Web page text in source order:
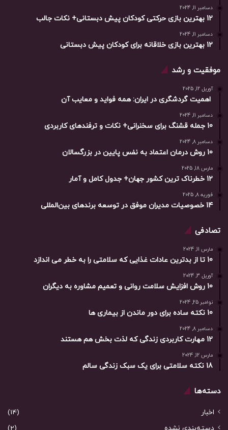
دسامبر 11, 2024
12 بهترین بازی حرکتی کودکان پیش دبستانی+ نکات جالب
دسامبر 11, 2024
12 بهترین بازی خلاقانه برای کودکان پیش دبستانی
موفقیت و رشد
آوریل 12, 2025
اهمیت گردشگری در ایران: همه فواید و معایب آن
دسامبر 11, 2024
10 جمله قشنگ برای سخنرانی+ نکات و ترفندهای کاربردی
دسامبر 8, 2024
10 روش درمان اعتماد به نفس پایین در بزرگسالان
مارس 18, 2025
12 خطرناک ترین کشور جهان+ جدول کامل و آمار
فوریه 8, 2025
14 خصوصیات مدیران موفق در توسعه برندهای بین‌المللی
تصادفی
مارس 11, 2024
10 تا از بدترین عادات غذایی که سلامتی را به خطر می اندازد
آوریل 3, 2024
10 روش افزایش سلامت روانی و تعمیم مشاوره به دیگران
نوامبر 25, 2024
10 نکته ساده برای دور ماندن از بیماری ها
دسامبر 8, 2024
12 مهارت کاربردی زندگی که لذت بخش هم هستند
مارس 12, 2024
18 نکته سلامتی برای یک سبک زندگی سالم
دسته‌ها
اخبار
(14)